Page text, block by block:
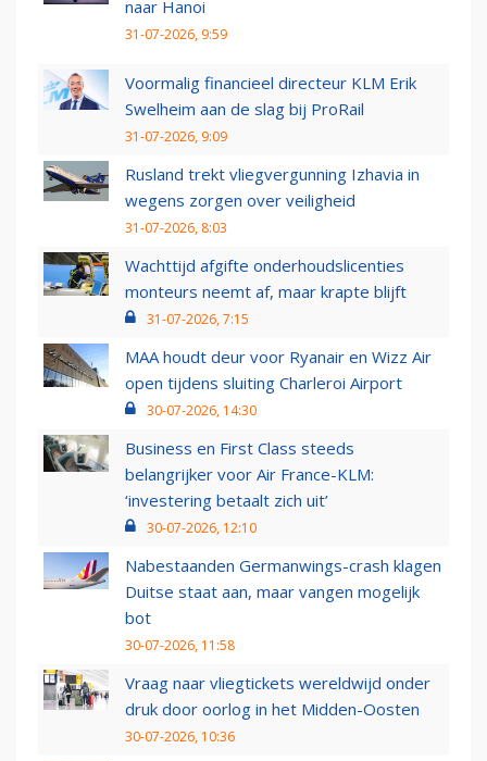
naar Hanoi
31-07-2026, 9:59
Voormalig financieel directeur KLM Erik
Swelheim aan de slag bij ProRail
31-07-2026, 9:09
Rusland trekt vliegvergunning Izhavia in
wegens zorgen over veiligheid
31-07-2026, 8:03
Wachttijd afgifte onderhoudslicenties
monteurs neemt af, maar krapte blijft
31-07-2026, 7:15
MAA houdt deur voor Ryanair en Wizz Air
open tijdens sluiting Charleroi Airport
30-07-2026, 14:30
Business en First Class steeds
belangrijker voor Air France-KLM:
‘investering betaalt zich uit’
30-07-2026, 12:10
Nabestaanden Germanwings-crash klagen
Duitse staat aan, maar vangen mogelijk
bot
30-07-2026, 11:58
Vraag naar vliegtickets wereldwijd onder
druk door oorlog in het Midden-Oosten
30-07-2026, 10:36